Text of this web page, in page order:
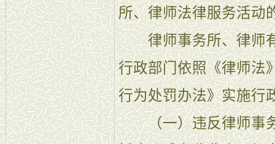
所、律师法律服务活动
律师事务所、律师有
行政部门依照《律师法
行为处罚办法》实施行
（一）违反律师事务